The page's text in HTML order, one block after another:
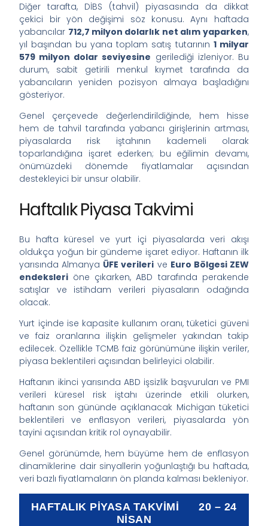
Diğer tarafta, DİBS (tahvil) piyasasında da dikkat
çekici bir yön değişimi söz konusu. Aynı haftada
yabancılar 712,7 milyon dolarlık net alım yaparken,
yıl başından bu yana toplam satış tutarının 1 milyar
579 milyon dolar seviyesine gerilediği izleniyor. Bu
durum, sabit getirili menkul kıymet tarafında da
yabancıların yeniden pozisyon almaya başladığını
gösteriyor.
Genel çerçevede değerlendirildiğinde, hem hisse
hem de tahvil tarafında yabancı girişlerinin artması,
piyasalarda risk iştahının kademeli olarak
toparlandığına işaret ederken; bu eğilimin devamı,
önümüzdeki dönemde fiyatlamalar açısından
destekleyici bir unsur olabilir.
Haftalık Piyasa Takvimi
Bu hafta küresel ve yurt içi piyasalarda veri akışı
oldukça yoğun bir gündeme işaret ediyor. Haftanın ilk
yarısında Almanya ÜFE verileri ve Euro Bölgesi ZEW
endeksleri öne çıkarken, ABD tarafında perakende
satışlar ve istihdam verileri piyasaların odağında
olacak.
Yurt içinde ise kapasite kullanım oranı, tüketici güveni
ve faiz oranlarına ilişkin gelişmeler yakından takip
edilecek. Özellikle TCMB faiz görünümüne ilişkin veriler,
piyasa beklentileri açısından belirleyici olabilir.
Haftanın ikinci yarısında ABD işsizlik başvuruları ve PMI
verileri küresel risk iştahı üzerinde etkili olurken,
haftanın son gününde açıklanacak Michigan tüketici
beklentileri ve enflasyon verileri, piyasalarda yön
tayini açısından kritik rol oynayabilir.
Genel görünümde, hem büyüme hem de enflasyon
dinamiklerine dair sinyallerin yoğunlaştığı bu haftada,
veri bazlı fiyatlamaların ön planda kalması bekleniyor.
HAFTALIK PİYASA TAKVİMİ 20 – 24
NİSAN